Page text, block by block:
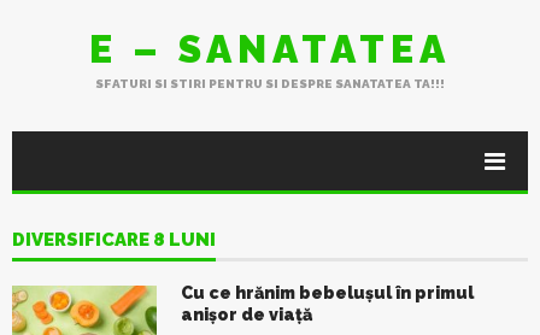
E – SANATATEA
SFATURI SI STIRI PENTRU SI DESPRE SANATATEA TA!!!
DIVERSIFICARE 8 LUNI
Cu ce hrănim bebelușul în primul
anișor de viață